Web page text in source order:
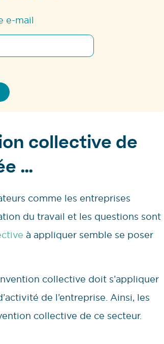
e-mail
collective de
…
comme les entreprises
du travail et les questions sont
à appliquer semble se poser
collective doit s’appliquer
de l’entreprise. Ainsi, les
collective de ce secteur.